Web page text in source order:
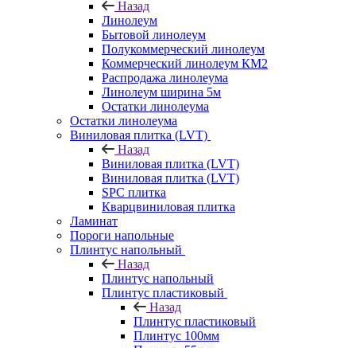
Назад
Линолеум
Бытовой линолеум
Полукоммерческий линолеум
Коммерческий линолеум КМ2
Распродажа линолеума
Линолеум ширина 5м
Остатки линолеума
Остатки линолеума
Виниловая плитка (LVT)
Назад
Виниловая плитка (LVT)
Виниловая плитка (LVT)
SPC плитка
Кварцвиниловая плитка
Ламинат
Пороги напольные
Плинтус напольный
Назад
Плинтус напольный
Плинтус пластиковый
Назад
Плинтус пластиковый
Плинтус 100мм